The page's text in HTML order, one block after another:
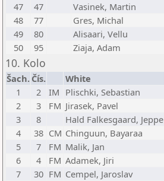
47
47 Vasinek, Martin
48
77 Gres, Michal
49
80 Alisaari, Vellu
50
95 Ziaja, Adam
10. Kolo
Šach. Čís. White
1
2 IM Plischki, Sebastian
2
3 FM Jirasek, Pavel
3
8 Hald Falkesgaard, Jeppe
4
38 CM Chinguun, Bayaraa
5
7 FM Malik, Jan
6
4 FM Adamek, Jiri
7
30 FM Cempel, Jaroslav